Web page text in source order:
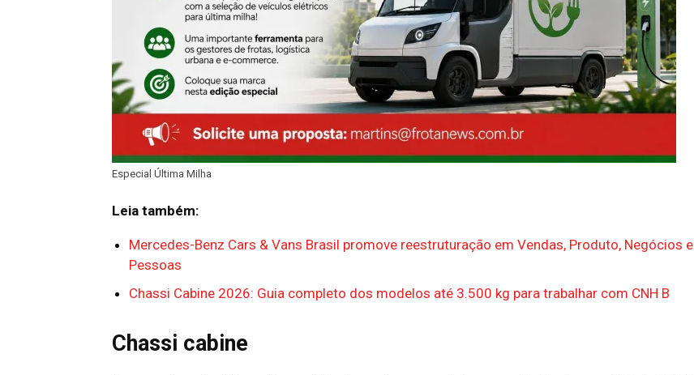
Especial Última Milha
Leia também:
Mercedes-Benz Cars & Vans Brasil promove reestruturação em Vendas, Produto, Negócios e
Pessoas
Chassi Cabine 2026: Guia completo dos modelos até 3.500 kg para trabalhar com CNH B
Chassi cabine